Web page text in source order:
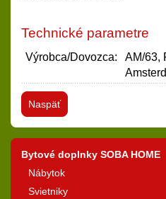
Technické parametre
Výrobca/Dovozca:
AM/63,
Naspäť
Bytové doplnky SOBA HOME
Nábytok
Svietniky